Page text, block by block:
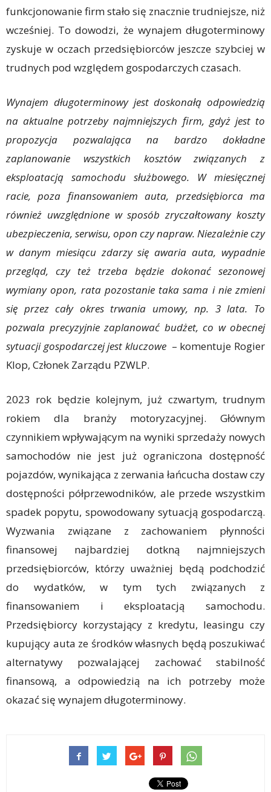
funkcjonowanie firm stało się znacznie trudniejsze, niż
wcześniej. To dowodzi, że wynajem długoterminowy
zyskuje w oczach przedsiębiorców jeszcze szybciej w
trudnych pod względem gospodarczych czasach.
Wynajem długoterminowy jest doskonałą odpowiedzią
na aktualne potrzeby najmniejszych firm, gdyż jest to
propozycja pozwalająca na bardzo dokładne
zaplanowanie wszystkich kosztów związanych z
eksploatacją samochodu służbowego. W miesięcznej
racie, poza finansowaniem auta, przedsiębiorca ma
również uwzględnione w sposób zryczałtowany koszty
ubezpieczenia, serwisu, opon czy napraw. Niezależnie czy
w danym miesiącu zdarzy się awaria auta, wypadnie
przegląd, czy też trzeba będzie dokonać sezonowej
wymiany opon, rata pozostanie taka sama i nie zmieni
się przez cały okres trwania umowy, np. 3 lata. To
pozwala precyzyjnie zaplanować budżet, co w obecnej
sytuacji gospodarczej jest kluczowe ­ – komentuje Rogier
Klop, Członek Zarządu PZWLP.
2023 rok będzie kolejnym, już czwartym, trudnym
rokiem dla branży motoryzacyjnej. Głównym
czynnikiem wpływającym na wyniki sprzedaży nowych
samochodów nie jest już ograniczona dostępność
pojazdów, wynikająca z zerwania łańcucha dostaw czy
dostępności półprzewodników, ale przede wszystkim
spadek popytu, spowodowany sytuacją gospodarczą.
Wyzwania związane z zachowaniem płynności
finansowej najbardziej dotkną najmniejszych
przedsiębiorców, którzy uważniej będą podchodzić
do wydatków, w tym tych związanych z
finansowaniem i eksploatacją samochodu.
Przedsiębiorcy korzystający z kredytu, leasingu czy
kupujący auta ze środków własnych będą poszukiwać
alternatywy pozwalającej zachować stabilność
finansową, a odpowiedzią na ich potrzeby może
okazać się wynajem długoterminowy.